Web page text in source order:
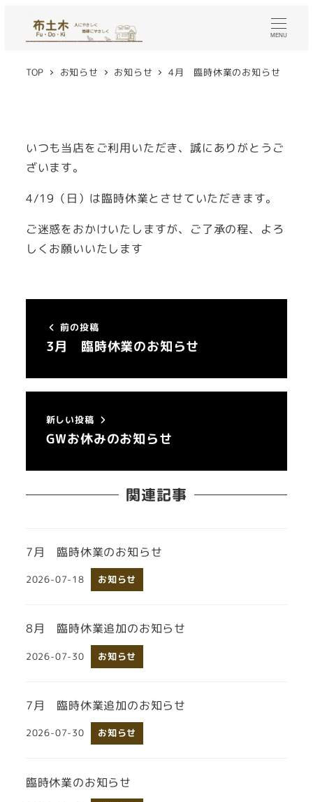
MENU
TOP お知らせ お知らせ 4月 臨時休業のお知らせ
いつも当店をご利用いただき、誠にありがとうご
ざいます。
4/19（日）は臨時休業とさせていただきます。
ご迷惑をおかけいたしますが、ご了承の程、よろ
しくお願いいたします
前の投稿
3月 臨時休業のお知らせ
新しい投稿
GWお休みのお知らせ
関連記事
7月 臨時休業のお知らせ
投稿日
2026-07-18 お知らせ
8月 臨時休業追加のお知らせ
投稿日
2026-07-30 お知らせ
7月 臨時休業追加のお知らせ
投稿日
2026-07-30 お知らせ
臨時休業のお知らせ